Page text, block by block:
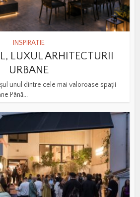
INSPIRATIE
LUXUL ARHITECTURII
URBANE
unul dintre cele mai valoroase spații
Până...